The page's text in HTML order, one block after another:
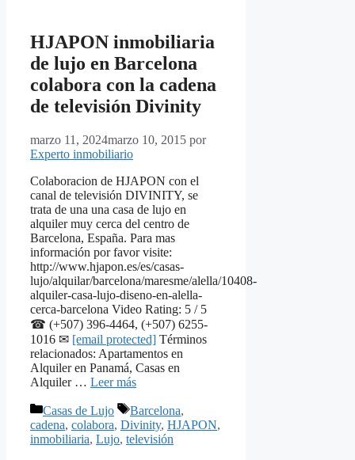
HJAPON inmobiliaria
de lujo en Barcelona
colabora con la cadena
de televisión Divinity
marzo 11, 2024marzo 10, 2015 por
Experto inmobiliario
Colaboracion de HJAPON con el
canal de televisión DIVINITY, se
trata de una una casa de lujo en
alquiler muy cerca del centro de
Barcelona, España. Para mas
información por favor visite:
http://www.hjapon.es/es/casas-
lujo/alquilar/barcelona/maresme/alella/10408-
alquiler-casa-lujo-diseno-en-alella-
cerca-barcelona Video Rating: 5 / 5
☎ (+507) 396-4464, (+507) 6255-
1016 ✉ [email protected] Términos
relacionados: Apartamentos en
Alquiler en Panamá, Casas en
Alquiler … Leer más
Categorías
Casas de Lujo Etiquetas
Barcelona,
cadena, colabora, Divinity, HJAPON,
inmobiliaria, Lujo, televisión